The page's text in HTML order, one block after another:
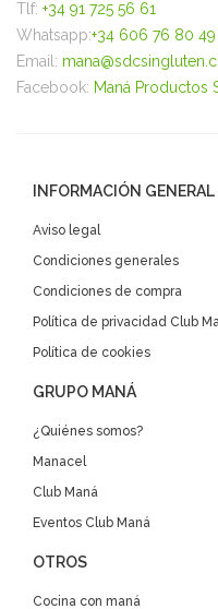
Tlf: +34 91 725 56 61
Whatsapp:+34 606 76 80 49
Email:
Facebook: Maná Productos
INFORMACIÓN GENERAL
Aviso legal
Condiciones generales
Condiciones de compra
Política de privacidad Club
Política de cookies
GRUPO MANÁ
¿Quiénes somos?
Manacel
Club Maná
Eventos Club Maná
OTROS
Cocina con maná